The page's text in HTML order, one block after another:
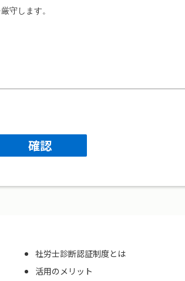
守します。
確認
社労士診断認証制度とは
活用のメリット